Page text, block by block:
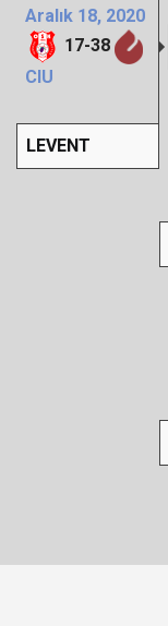
Aralık 18, 2020
17-38
CIU
LEVENT